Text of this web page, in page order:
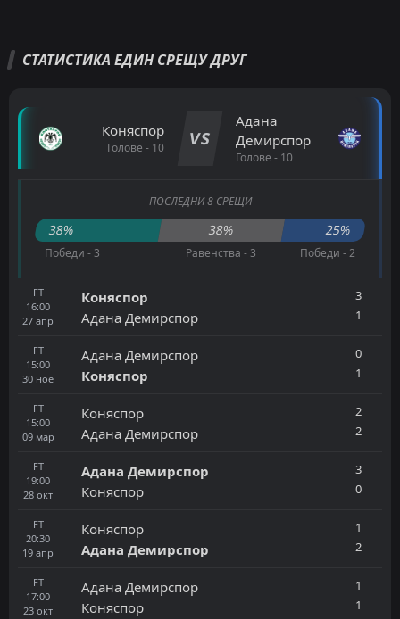
СТАТИСТИКА ЕДИН СРЕЩУ ДРУГ
Коняспор
Голове - 10 VS
Адана
Демирспор
Голове - 10
ПОСЛЕДНИ 8 СРЕЩИ
38% 38% 25%
Победи - 3 Равенства - 3 Победи - 2
FT
16:00
27 апр
Коняспор
Адана Демирспор
3
1
FT
15:00
30 ное
Адана Демирспор
Коняспор
0
1
FT
15:00
09 мар
Коняспор
Адана Демирспор
2
2
FT
19:00
28 окт
Адана Демирспор
Коняспор
3
0
FT
20:30
19 апр
Коняспор
Адана Демирспор
1
2
FT
17:00
23 окт
Адана Демирспор
Коняспор
1
1